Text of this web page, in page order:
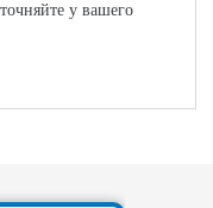
у вашего